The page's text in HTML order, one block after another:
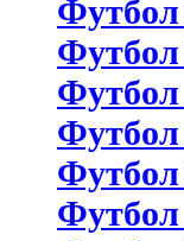
Футбол
Футбол
Футбол
Футбол